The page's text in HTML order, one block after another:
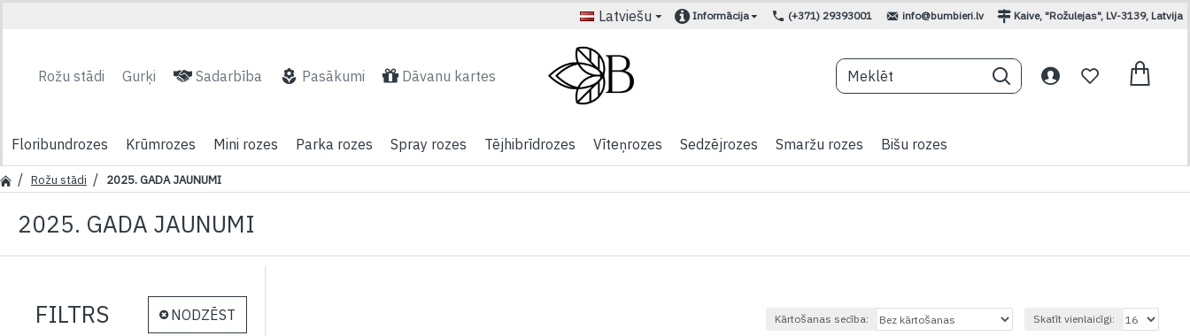
Latviešu Informācija (+371) 29393001 info@bumbieri.lv Kaive, "Rožulejas", LV-3139, Latvija
Rožu stādi Gurķi Sadarbība Pasākumi Dāvanu kartes
Floribundrozes Krūmrozes Mini rozes Parka rozes Spray rozes Tējhibrīdrozes Vīteņrozes Sedzējrozes Smaržu rozes Bišu rozes
Rožu stādi 2025. GADA JAUNUMI
2025. GADA JAUNUMI
FILTRS NODZĒST Kārtošanas secība: Skatīt vienlaicīgi: